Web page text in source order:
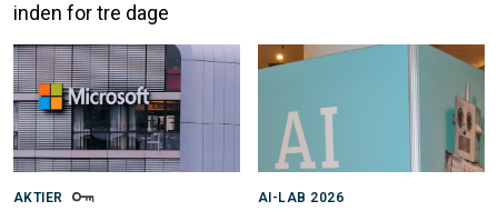
inden for tre dage
AKTIER AI-LAB 2026